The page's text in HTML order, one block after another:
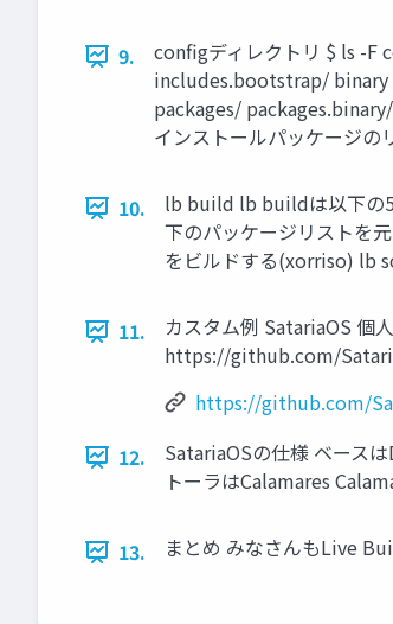
9.
configディレクトリ $ ls -
includes.bootstrap/
packages/
インストールパッケージ
10.
lb build lb buildは以下の
下のパッケージリストを
をビルドする(xorriso) lb
11.
カスタム例 SatariaOS 個
https://github.com/
https://github.com/
12.
SatariaOSの仕様 ベース
トーラはCalamares
13. まとめ みなさんもLive